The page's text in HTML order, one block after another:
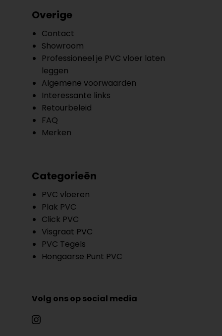
Overige
Contact
Showroom
Professioneel je PVC vloer laten
leggen
Algemene voorwaarden
Interessante links
Retourbeleid
FAQ
Merken
Categorieën
PVC vloeren
Plak PVC
Click PVC
Visgraat PVC
PVC Tegels
Hongaarse Punt PVC
Volg ons op social media